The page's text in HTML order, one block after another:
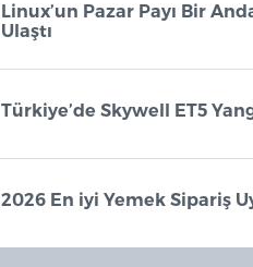
Yapay zeka veri
anakartlarda fiyat
Linux’un Pazar Payı Bir
Ulaştı
Türkiye’de Skywell ET5
2026 En iyi Yemek Sipariş